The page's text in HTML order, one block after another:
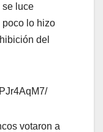
se luce
poco lo hizo
del
votaron a